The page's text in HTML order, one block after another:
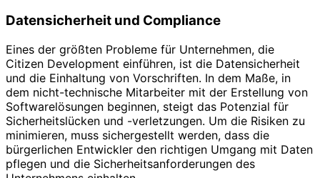
Datensicherheit und Compliance
Eines der größten Probleme für Unternehmen, die
Citizen Development einführen, ist die Datensicherheit
und die Einhaltung von Vorschriften. In dem Maße, in
dem nicht-technische Mitarbeiter mit der Erstellung von
Softwarelösungen beginnen, steigt das Potenzial für
Sicherheitslücken und -verletzungen. Um die Risiken zu
minimieren, muss sichergestellt werden, dass die
bürgerlichen Entwickler den richtigen Umgang mit Daten
pflegen und die Sicherheitsanforderungen des